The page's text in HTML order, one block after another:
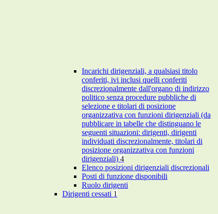
Incarichi dirigenziali, a qualsiasi titolo
conferiti, ivi inclusi quelli conferiti
discrezionalmente dall'organo di indirizzo
politico senza procedure pubbliche di
selezione e titolari di posizione
organizzativa con funzioni dirigenziali (da
pubblicare in tabelle che distinguano le
seguenti situazioni: dirigenti, dirigenti
individuati discrezionalmente, titolari di
posizione organizzativa con funzioni
dirigenziali) 4
Elenco posizioni dirigenziali discrezionali
Posti di funzione disponibili
Ruolo dirigenti
Dirigenti cessati 1